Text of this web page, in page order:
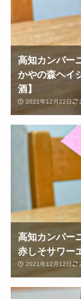
高知カンパー
かやの森ヘイ
酒】
2021年12月22日
高知カンパー
赤しそサワー
2021年12月12日